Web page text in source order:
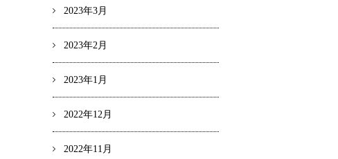
2023年3月
2023年2月
2023年1月
2022年12月
2022年11月